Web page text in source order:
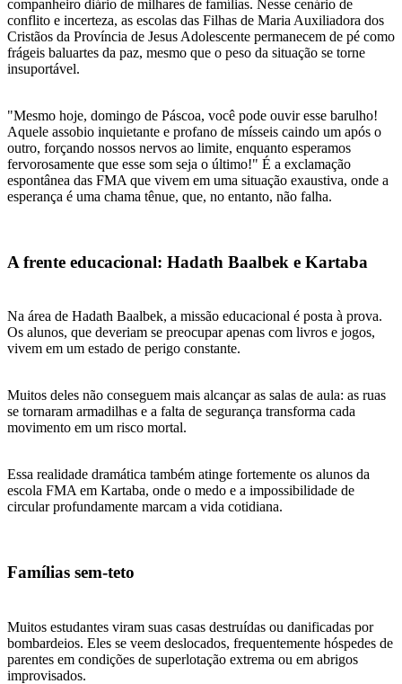
companheiro diário de milhares de famílias. Nesse cenário de
conflito e incerteza, as escolas das Filhas de Maria Auxiliadora dos
Cristãos da Província de Jesus Adolescente permanecem de pé como
frágeis baluartes da paz, mesmo que o peso da situação se torne
insuportável.
"Mesmo hoje, domingo de Páscoa, você pode ouvir esse barulho!
Aquele assobio inquietante e profano de mísseis caindo um após o
outro, forçando nossos nervos ao limite, enquanto esperamos
fervorosamente que esse som seja o último!" É a exclamação
espontânea das FMA que vivem em uma situação exaustiva, onde a
esperança é uma chama tênue, que, no entanto, não falha.
A frente educacional: Hadath Baalbek e Kartaba
Na área de Hadath Baalbek, a missão educacional é posta à prova.
Os alunos, que deveriam se preocupar apenas com livros e jogos,
vivem em um estado de perigo constante.
Muitos deles não conseguem mais alcançar as salas de aula: as ruas
se tornaram armadilhas e a falta de segurança transforma cada
movimento em um risco mortal.
Essa realidade dramática também atinge fortemente os alunos da
escola FMA em Kartaba, onde o medo e a impossibilidade de
circular profundamente marcam a vida cotidiana.
Famílias sem-teto
Muitos estudantes viram suas casas destruídas ou danificadas por
bombardeios. Eles se veem deslocados, frequentemente hóspedes de
parentes em condições de superlotação extrema ou em abrigos
improvisados.